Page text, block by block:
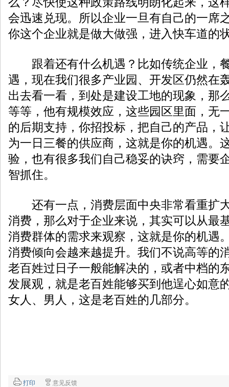
会迅速兑现。所以企业一旦有自己的一席
你这个企业就是做大做强，进入快车道的
跟着还有什么机遇？比如传统企业，
遇，现在我们很多产业园、开发区仍然在
出去看一看，到处是建设工地的现象，那
等等，他有规模效应，这些园区里面，无
的后期支持，你招投标，把自己的产品，
为一日三餐的供应商，这就是你的机遇。
验，也有很多我们自己稳妥的诀窍，需要
智抓住。
还有一点，消费层面中央非常看重扩
消费，那么对于企业来说，其实可以从最
消费群体的需求来观察，这就是你的机遇
消费倾向会越来越提升。我们不说高等的
老百姓过日子一般能解决的，或者中档的
发展观，就是老百姓能够买到他逞心如意
女人、男人，这是老百姓的几部分。
打印 意见反馈